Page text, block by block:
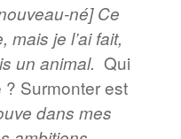
né] Ce
mais je l’ai fait,
un animal.Qui
Surmonter est
dans mes